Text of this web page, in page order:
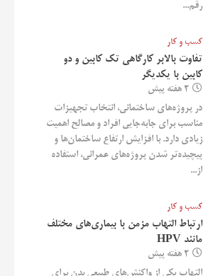
رقم...
کسب و کار
تفاوت بالابر کارگاهی تک کابین و دو
کابین با یکدیگر
2 هفته پیش
در پروژه‌های ساختمانی، انتخاب تجهیزات
مناسب برای جابه‌جایی افراد و مصالح اهمیت
زیادی دارد. با افزایش ارتفاع ساختمان‌ها و
پیچیده‌تر شدن پروژه‌های عمرانی، استفاده
از...
کسب و کار
ارتباط التهاب مزمن با بیماری‌های مختلف
مانند HPV
2 هفته پیش
التهاب یکی از واکنش‌های طبیعی بدن برای